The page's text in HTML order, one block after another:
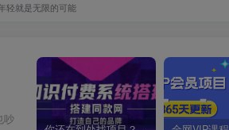
轻就是无限的可能
吵